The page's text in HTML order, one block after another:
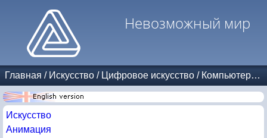
Невозможный мир
Главная / Искусство / Цифровое искусство / Компьютерная графика
Искусство
Анимация